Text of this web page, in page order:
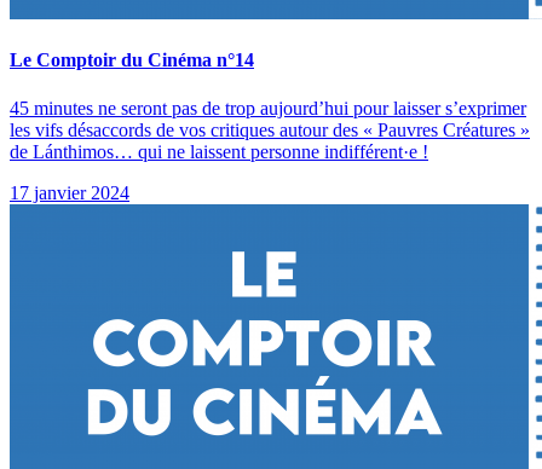
Le Comptoir du Cinéma n°14
45 minutes ne seront pas de trop aujourd’hui pour laisser s’exprimer
les vifs désaccords de vos critiques autour des « Pauvres Créatures »
de Lánthimos… qui ne laissent personne indifférent·e !
17 janvier 2024